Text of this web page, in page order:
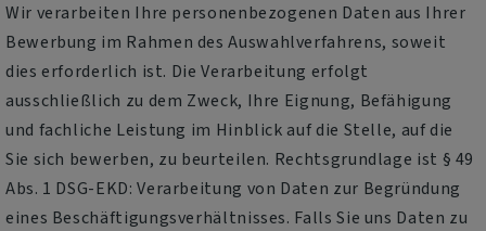
Wir verarbeiten Ihre personenbezogenen Daten aus Ihrer
Bewerbung im Rahmen des Auswahlverfahrens, soweit
dies erforderlich ist. Die Verarbeitung erfolgt
ausschließlich zu dem Zweck, Ihre Eignung, Befähigung
und fachliche Leistung im Hinblick auf die Stelle, auf die
Sie sich bewerben, zu beurteilen. Rechtsgrundlage ist § 49
Abs. 1 DSG-EKD: Verarbeitung von Daten zur Begründung
eines Beschäftigungsverhältnisses. Falls Sie uns Daten zu